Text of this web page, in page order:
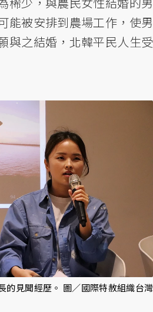
能被安排到農場工作，使男
與之結婚，北韓平民人生受
的見聞經歷。 圖／國際特赦組織台灣